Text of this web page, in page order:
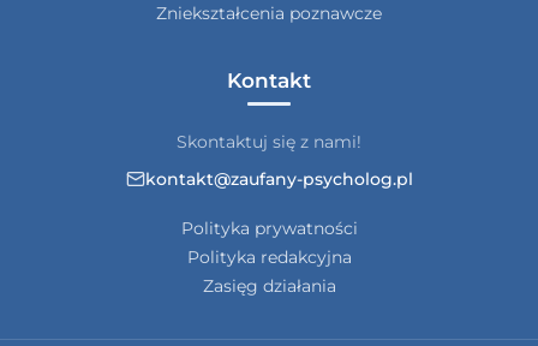
Zniekształcenia poznawcze
Kontakt
Skontaktuj się z nami!
kontakt@zaufany-psycholog.pl
Polityka prywatności
Polityka redakcyjna
Zasięg działania